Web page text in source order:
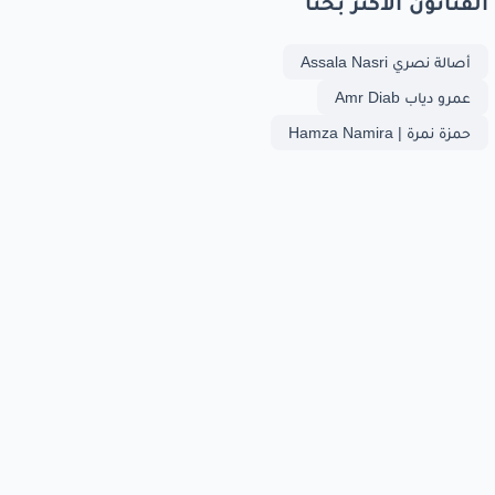
أصالة نصري Assala Nasri
عمرو دياب Amr Diab
حمزة نمرة | Hamza Namira